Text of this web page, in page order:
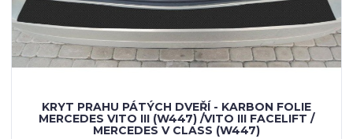
KRYT PRAHU PÁTÝCH DVEŘÍ - KARBON FOLIE
MERCEDES VITO III (W447) /VITO III FACELIFT /
MERCEDES V CLASS (W447)